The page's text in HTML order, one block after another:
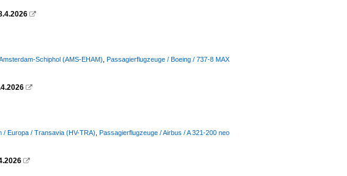

Schiphol (AMS-EHAM) Passagierflugzeuge / Boeing / 737-8 MAX

/ Europa / Transavia (HV-TRA) Passagierflugzeuge / Airbus / A 321-200 neo
